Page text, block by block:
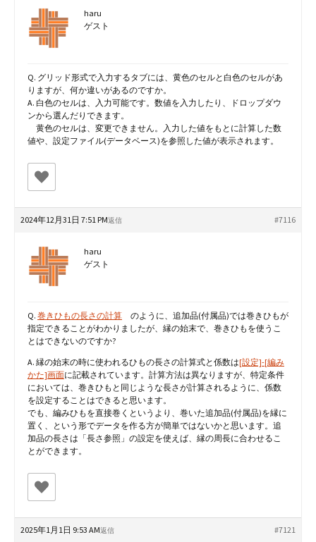
haru
ゲスト
Q. グリッド形式で入力するタブには、黄色のセルと白色のセルがあ
りますが、何か違いがあるのですか。
A. 白色のセルは、入力可能です。数値を入力したり、ドロップダウ
ンから選んだりできます。
黄色のセルは、変更できません。入力した値をもとに計算した数
値や、設定ファイル(データベース)を参照した値が表示されます。
2024年12月31日 7:51 PM #7116
返信
haru
ゲスト
Q. 巻きひもの長さの計算 のように、追加品(付属品)では巻きひもが
指定できることがわかりましたが、縁の始末で、巻きひもを使うこ
とはできないのですか?
A. 縁の始末の時に使われるひもの長さの計算式と係数は[設定]-[編み
かた]画面に記載されています。計算方法は異なりますが、特定条件
においては、巻きひもと同じような長さが計算されるように、係数
を設定することはできると思います。
でも、編みひもを直接巻くというより、巻いた追加品(付属品)を縁に
置く、という形でデータを作る方が簡単ではないかと思います。追
加品の長さは「長さ参照」の設定を使えば、縁の周長に合わせるこ
とができます。
2025年1月1日 9:53 AM #7121
返信